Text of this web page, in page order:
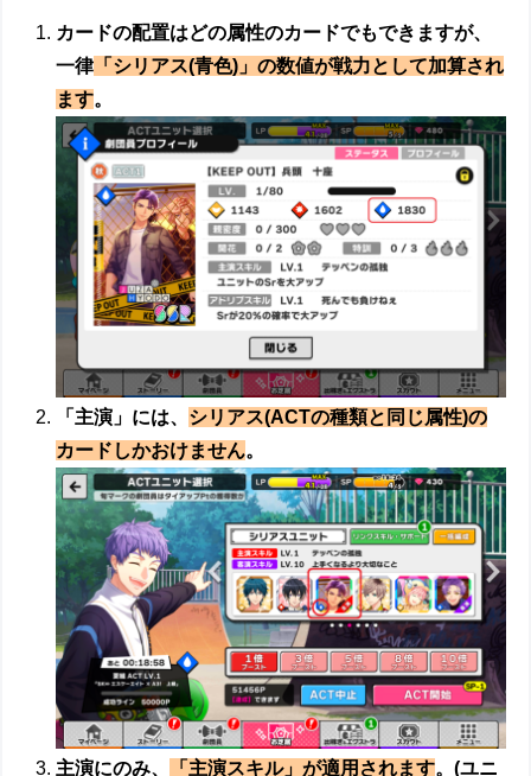
カードの配置はどの属性のカードでもできますが、
一律 「シリアス(青色)」の数値が戦力として加算され
ます。
「主演」には、 シリアス(ACTの種類と同じ属性)の
カードしかおけません。
主演にのみ、 「主演スキル」が適用されます。(ユニ